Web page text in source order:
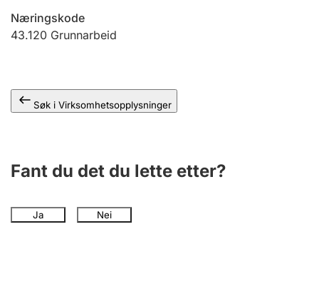
Offentlig sektor
Næringskode
43.120 Grunnarbeid
Søk i Virksomhetsopplysninger
Fant du det du lette etter?
Ja Nei